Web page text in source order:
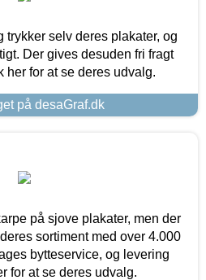
trykker selv deres plakater, og
Der gives desuden fri fragt
her for at se deres udvalg.
på desaGraf.dk
på sjove plakater, men der
sortiment med over 4.000
bytteservice, og levering
for at se deres udvalg.